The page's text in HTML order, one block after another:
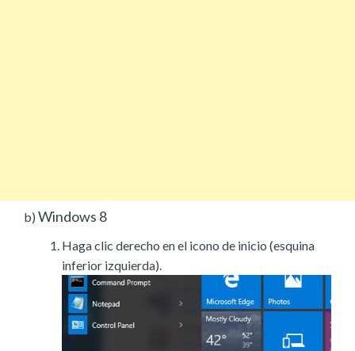
b) Windows 8
Haga clic derecho en el icono de inicio (esquina
inferior izquierda).